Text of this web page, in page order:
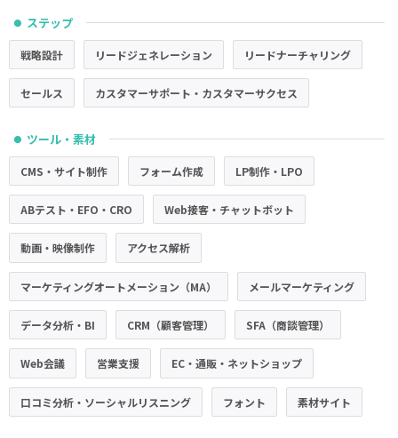
● ステップ
戦略設計 リードジェネレーション リードナーチャリング
セールス カスタマーサポート・カスタマーサクセス
● ツール・素材
CMS・サイト制作 フォーム作成 LP制作・LPO
ABテスト・EFO・CRO Web接客・チャットボット
動画・映像制作 アクセス解析
マーケティングオートメーション（MA） メールマーケティング
データ分析・BI CRM（顧客管理） SFA（商談管理）
Web会議 営業支援 EC・通販・ネットショップ
口コミ分析・ソーシャルリスニング フォント 素材サイト